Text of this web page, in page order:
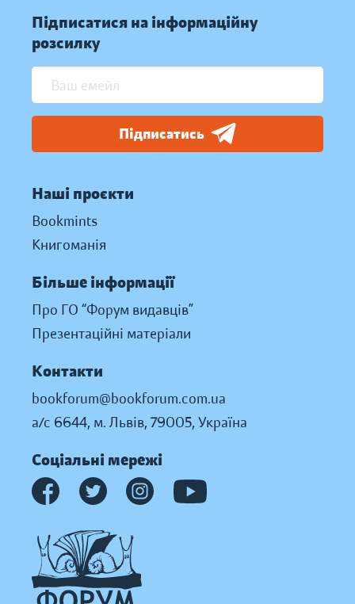
Підписатися на інформаційну
розсилку
Підписатись
Наші проєкти
Bookmints
Книгоманія
Більше інформації
Про ГО “Форум видавців”
Презентаційні матеріали
Контакти
bookforum@bookforum.com.ua
а/с 6644, м. Львів, 79005, Україна
Соціальні мережі